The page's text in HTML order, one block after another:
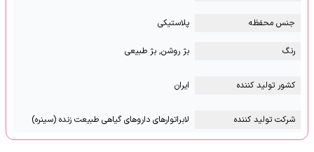
جنس محفظه پلاستیکی
رنگ بژ روشن, بژ طبیعی
کشور تولید کننده ایران
شرکت تولید کننده لابراتوارهای داروهای گیاهی طبیعت زنده (سینره)